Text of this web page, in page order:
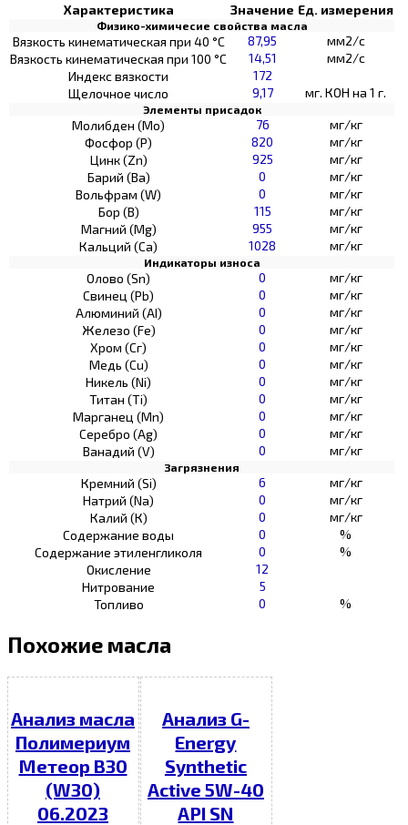
Характеристика Значение Ед. измерения
Физико-химичесие свойства масла
Вязкость кинематическая при 40 °С 87,95
мм2/с
Вязкость кинематическая при 100 °С
14,51
мм2/с
Индекс вязкости
172
Щелочное число
9,17 мг. КОН на 1 г.
Элементы присадок
Молибден (Мо) 76
мг/кг
Фосфор (Р)
820
мг/кг
Цинк (Zn)
925
мг/кг
Барий (Ва)
0
мг/кг
Вольфрам (W)
0
мг/кг
Бор (В)
115
мг/кг
Магний (Mg)
955
мг/кг
Кальций (Са)
1028 мг/кг
Индикаторы износа
Олово (Sn) 0
мг/кг
Свинец (Pb)
0
мг/кг
Алюминий (AI)
0
мг/кг
Железо (Fe)
0
мг/кг
Хром (Сг)
0
мг/кг
Медь (Cu)
0
мг/кг
Никель (Ni)
0
мг/кг
Титан (Ti)
0
мг/кг
Марганец (Mn)
0
мг/кг
Серебро (Ag)
0
мг/кг
Ванадий (V)
0 мг/кг
Загрязнения
Кремний (Si) 6
мг/кг
Натрий (Na)
0
мг/кг
Калий (К)
0
мг/кг
Содержание воды
0
%
Содержание этиленгликоля
0
%
Окисление
12
Нитрование
5
Топливо
0 %
Похожие масла
Анализ масла
Полимериум
Метеор В30
(W30)
06.2023
Анализ G-
Energy
Synthetic
Active 5W-40
API SN